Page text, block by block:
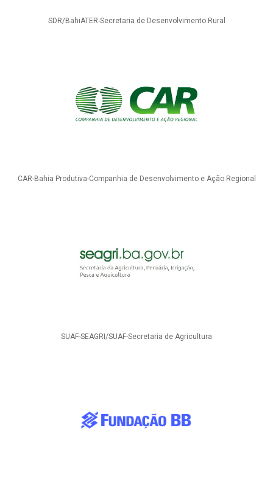
SDR/BahiATER-Secretaria de Desenvolvimento Rural
CAR-Bahia Produtiva-Companhia de Desenvolvimento e Ação Regional
SUAF-SEAGRI/SUAF-Secretaria de Agricultura